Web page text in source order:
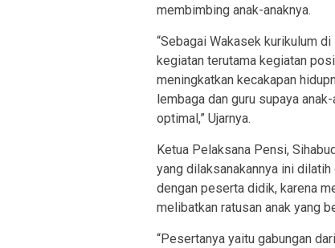
membimbing anak-anaknya.
“Sebagai Wakasek kurikulum
kegiatan terutama kegiatan
meningkatkan kecakapan
lembaga dan guru supaya
optimal,” Ujarnya.
Ketua Pelaksana Pensi,
yang dilaksanakannya ini
dengan peserta didik, karena
melibatkan ratusan anak yang
“Pesertanya yaitu gabungan